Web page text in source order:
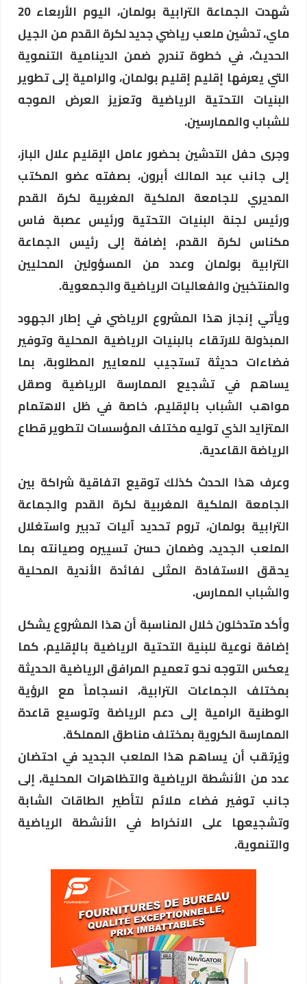
شهدت الجماعة الترابية بولمان، اليوم الأربعاء 20
ماي، تدشين ملعب رياضي جديد لكرة القدم من الجيل
الحديث، في خطوة تندرج ضمن الدينامية التنموية
التي يعرفها إقليم إقليم بولمان، والرامية إلى تطوير
البنيات التحتية الرياضية وتعزيز العرض الموجه
للشباب والممارسين.
وجرى حفل التدشين بحضور عامل الإقليم علال الباز،
إلى جانب عبد المالك أبرون، بصفته عضو المكتب
المديري للجامعة الملكية المغربية لكرة القدم
ورئيس لجنة البنيات التحتية ورئيس عصبة فاس
مكناس لكرة القدم، إضافة إلى رئيس الجماعة
الترابية بولمان وعدد من المسؤولين المحليين
والمنتخبين والفعاليات الرياضية والجمعوية.
ويأتي إنجاز هذا المشروع الرياضي في إطار الجهود
المبذولة للارتقاء بالبنيات الرياضية المحلية وتوفير
فضاءات حديثة تستجيب للمعايير المطلوبة، بما
يساهم في تشجيع الممارسة الرياضية وصقل
مواهب الشباب بالإقليم، خاصة في ظل الاهتمام
المتزايد الذي توليه مختلف المؤسسات لتطوير قطاع
الرياضة القاعدية.
وعرف هذا الحدث كذلك توقيع اتفاقية شراكة بين
الجامعة الملكية المغربية لكرة القدم والجماعة
الترابية بولمان، تروم تحديد آليات تدبير واستغلال
الملعب الجديد، وضمان حسن تسييره وصيانته بما
يحقق الاستفادة المثلى لفائدة الأندية المحلية
والشباب الممارس.
وأكد متدخلون خلال المناسبة أن هذا المشروع يشكل
إضافة نوعية للبنية التحتية الرياضية بالإقليم، كما
يعكس التوجه نحو تعميم المرافق الرياضية الحديثة
بمختلف الجماعات الترابية، انسجاماً مع الرؤية
الوطنية الرامية إلى دعم الرياضة وتوسيع قاعدة
الممارسة الكروية بمختلف مناطق المملكة.
ويُرتقب أن يساهم هذا الملعب الجديد في احتضان
عدد من الأنشطة الرياضية والتظاهرات المحلية، إلى
جانب توفير فضاء ملائم لتأطير الطاقات الشابة
وتشجيعها على الانخراط في الأنشطة الرياضية
والتنموية.